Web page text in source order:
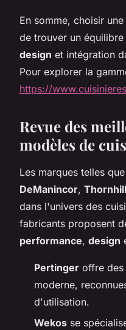
En somme, choisir
de trouver un équilibre
design et intégration
Pour explorer la
https://
Revue des
modèles de
Les marques telles que
DeManincor, Thornhill
dans l'univers des
fabricants proposent
performance, design
Pertinger offre des
moderne,
d'utilisation.
Wekos se